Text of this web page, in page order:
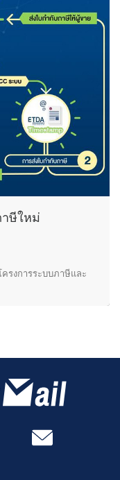
ษีใหม่
รงการระบบภาษีและ